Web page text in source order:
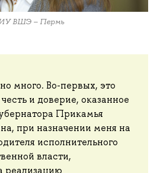
ВШЭ – Пермь
много. Во-первых, это
и доверие, оказанное
Прикамья
при назначении меня на
исполнительного
власти,
реализацию